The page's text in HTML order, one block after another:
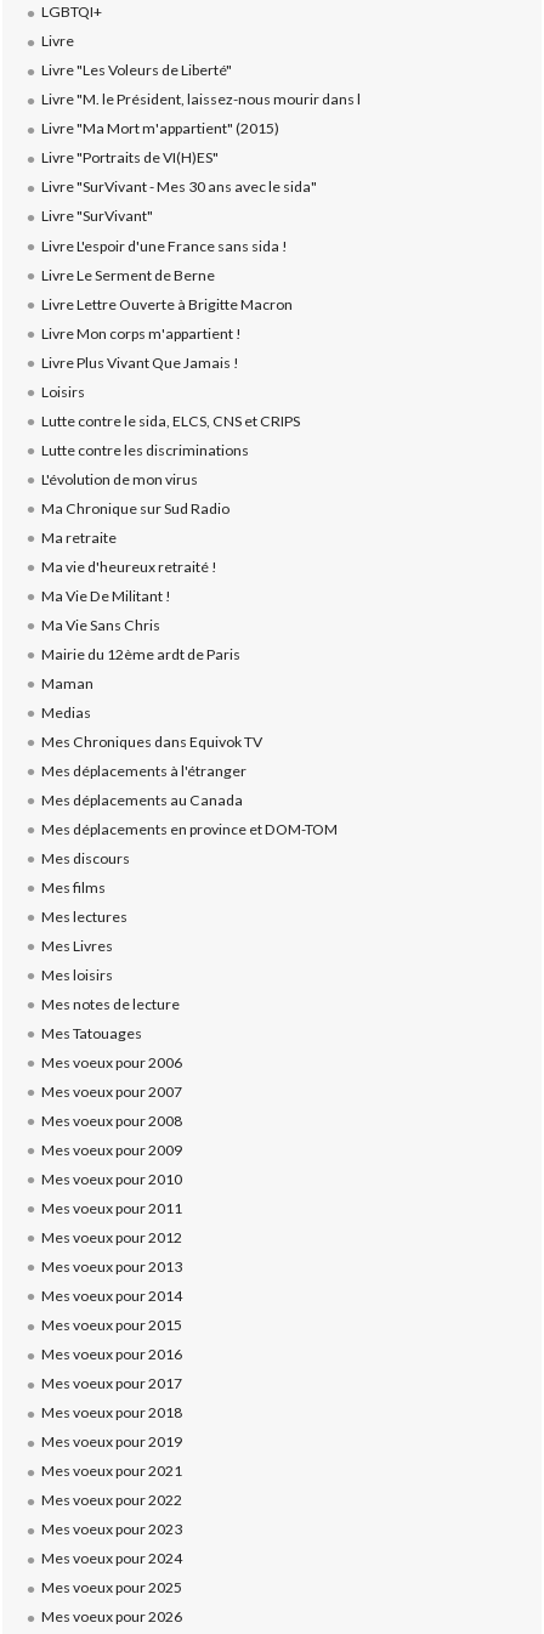
LGBTQI+
Livre
Livre "Les Voleurs de Liberté"
Livre "M. le Président, laissez-nous mourir dans l
Livre "Ma Mort m'appartient" (2015)
Livre "Portraits de VI(H)ES"
Livre "SurVivant - Mes 30 ans avec le sida"
Livre "SurVivant"
Livre L'espoir d'une France sans sida !
Livre Le Serment de Berne
Livre Lettre Ouverte à Brigitte Macron
Livre Mon corps m'appartient !
Livre Plus Vivant Que Jamais !
Loisirs
Lutte contre le sida, ELCS, CNS et CRIPS
Lutte contre les discriminations
L'évolution de mon virus
Ma Chronique sur Sud Radio
Ma retraite
Ma vie d'heureux retraité !
Ma Vie De Militant !
Ma Vie Sans Chris
Mairie du 12ème ardt de Paris
Maman
Medias
Mes Chroniques dans Equivok TV
Mes déplacements à l'étranger
Mes déplacements au Canada
Mes déplacements en province et DOM-TOM
Mes discours
Mes films
Mes lectures
Mes Livres
Mes loisirs
Mes notes de lecture
Mes Tatouages
Mes voeux pour 2006
Mes voeux pour 2007
Mes voeux pour 2008
Mes voeux pour 2009
Mes voeux pour 2010
Mes voeux pour 2011
Mes voeux pour 2012
Mes voeux pour 2013
Mes voeux pour 2014
Mes voeux pour 2015
Mes voeux pour 2016
Mes voeux pour 2017
Mes voeux pour 2018
Mes voeux pour 2019
Mes voeux pour 2021
Mes voeux pour 2022
Mes voeux pour 2023
Mes voeux pour 2024
Mes voeux pour 2025
Mes voeux pour 2026